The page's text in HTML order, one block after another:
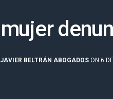
mujer
JAVIER BELTRÁN ABOGADOS ON 6